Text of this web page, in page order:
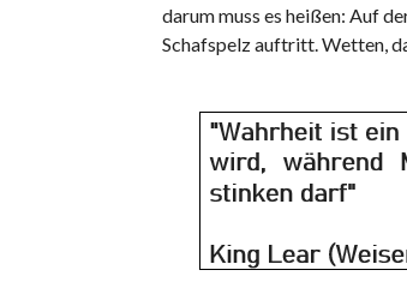
darum muss es heißen: Auf
Schafspelz auftritt. Wetten,